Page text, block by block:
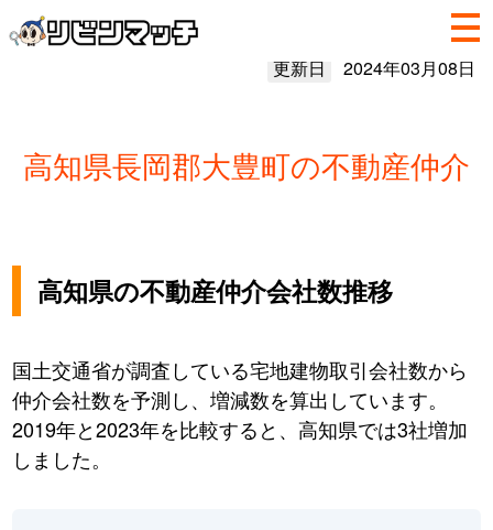
更新日 2024年03月08日
高知県長岡郡大豊町の不動産仲介
高知県の不動産仲介会社数推移
国土交通省が調査している宅地建物取引会社数から
仲介会社数を予測し、増減数を算出しています。
2019年と2023年を比較すると、高知県では3社増加
しました。